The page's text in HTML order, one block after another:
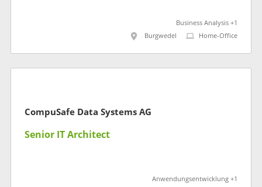
Business Analysis +1
Burgwedel
Home-Office
CompuSafe Data Systems AG
Senior IT Architect
Anwendungsentwicklung +1